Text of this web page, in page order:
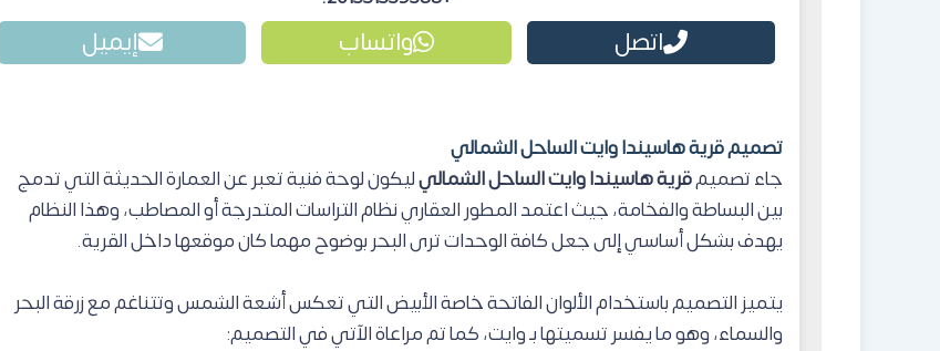
اتصل واتساب إيميل
تصميم قرية هاسيندا وايت الساحل الشمالي
جاء تصميمقرية هاسيندا وايت الساحل الشماليليكون لوحة فنية تعبر عن العمارة الحديثة التي تدمج
بين البساطة والفخامة، جيث اعتمد المطور العقاري نظام التراسات المتدرجة أو المصاطب، وهذا النظام
يهدف بشكل أساسي إلى جعل كافة الوحدات ترى البحر بوضوح مهما كان موقعها داخل القرية.
يتميز التصميم باستخدام الألوان الفاتحة خاصة الأبيض التي تعكس أشعة الشمس وتتناغم مع زرقة البحر
والسماء، وهو ما يفسر تسميتها بـ وايت، كما تم مراعاة الآتي في التصميم: